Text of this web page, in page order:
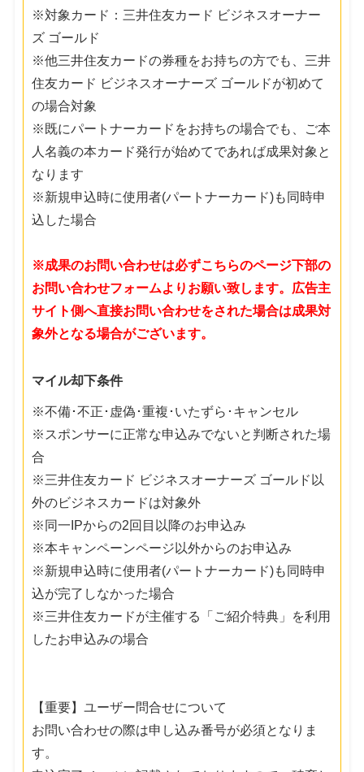
※対象カード：三井住友カード ビジネスオーナー
ズ ゴールド
※他三井住友カードの券種をお持ちの方でも、三井
住友カード ビジネスオーナーズ ゴールドが初めて
の場合対象
※既にパートナーカードをお持ちの場合でも、ご本
人名義の本カード発行が始めてであれば成果対象と
なります
※新規申込時に使用者(パートナーカード)も同時申
込した場合
※成果のお問い合わせは必ずこちらのページ下部の
お問い合わせフォームよりお願い致します。広告主
サイト側へ直接お問い合わせをされた場合は成果対
象外となる場合がございます。
マイル却下条件
※不備･不正･虚偽･重複･いたずら･キャンセル
※スポンサーに正常な申込みでないと判断された場
合
※三井住友カード ビジネスオーナーズ ゴールド以
外のビジネスカードは対象外
※同一IPからの2回目以降のお申込み
※本キャンペーンページ以外からのお申込み
※新規申込時に使用者(パートナーカード)も同時申
込が完了しなかった場合
※三井住友カードが主催する「ご紹介特典」を利用
したお申込みの場合
【重要】ユーザー問合せについて
お問い合わせの際は申し込み番号が必須となりま
す。